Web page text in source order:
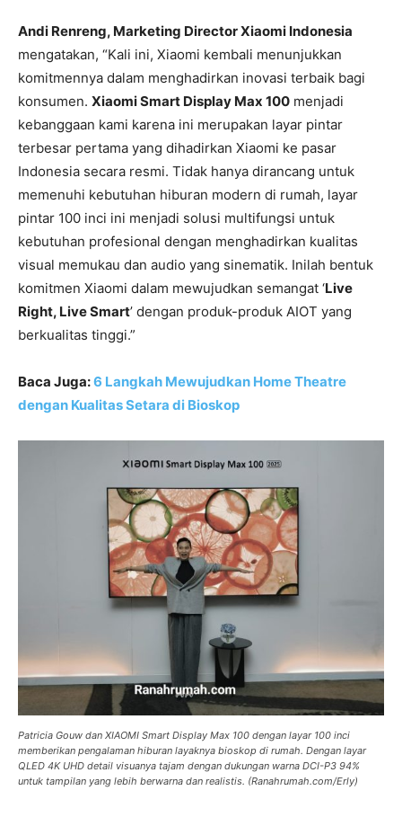
Andi Renreng, Marketing Director Xiaomi Indonesia
mengatakan, “Kali ini, Xiaomi kembali menunjukkan
komitmennya dalam menghadirkan inovasi terbaik bagi
konsumen. Xiaomi Smart Display Max 100 menjadi
kebanggaan kami karena ini merupakan layar pintar
terbesar pertama yang dihadirkan Xiaomi ke pasar
Indonesia secara resmi. Tidak hanya dirancang untuk
memenuhi kebutuhan hiburan modern di rumah, layar
pintar 100 inci ini menjadi solusi multifungsi untuk
kebutuhan profesional dengan menghadirkan kualitas
visual memukau dan audio yang sinematik. Inilah bentuk
komitmen Xiaomi dalam mewujudkan semangat ‘Live
Right, Live Smart’ dengan produk-produk AIOT yang
berkualitas tinggi.”
Baca Juga:6 Langkah Mewujudkan Home Theatre
dengan Kualitas Setara di Bioskop
Patricia Gouw dan XIAOMI Smart Display Max 100 dengan layar 100 inci
memberikan pengalaman hiburan layaknya bioskop di rumah. Dengan layar
QLED 4K UHD detail visuanya tajam dengan dukungan warna DCI-P3 94%
untuk tampilan yang lebih berwarna dan realistis. (Ranahrumah.com/Erly)